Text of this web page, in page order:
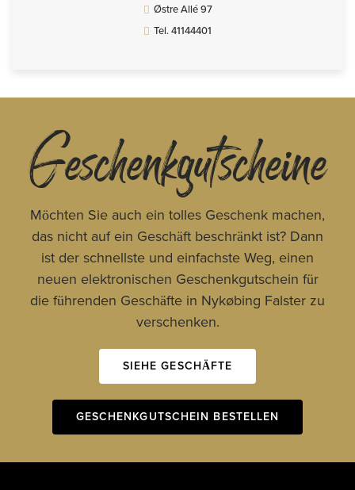
Østre Allé 97
Tel. 41144401
Geschenkgutscheine
Möchten Sie auch ein tolles Geschenk machen,
das nicht auf ein Geschäft beschränkt ist? Dann
ist der schnellste und einfachste Weg, einen
neuen elektronischen Geschenkgutschein für
die führenden Geschäfte in Nykøbing Falster zu
verschenken.
SIEHE GESCHÄFTE
GESCHENKGUTSCHEIN BESTELLEN